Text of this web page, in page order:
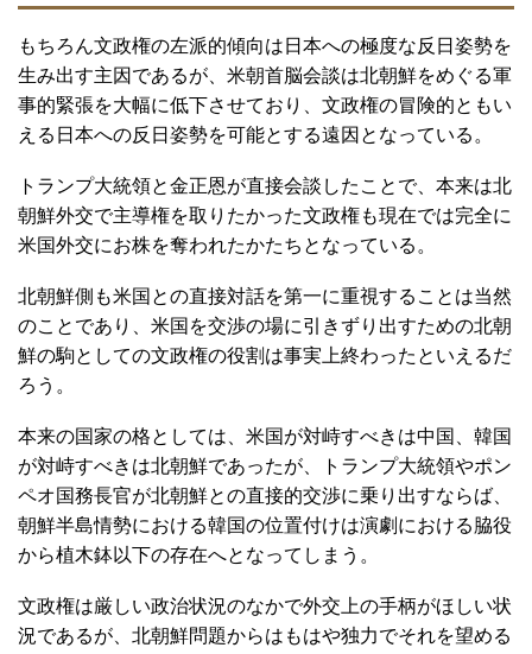
もちろん文政権の左派的傾向は日本への極度な反日姿勢を
生み出す主因であるが、米朝首脳会談は北朝鮮をめぐる軍
事的緊張を大幅に低下させており、文政権の冒険的ともい
える日本への反日姿勢を可能とする遠因となっている。
トランプ大統領と金正恩が直接会談したことで、本来は北
朝鮮外交で主導権を取りたかった文政権も現在では完全に
米国外交にお株を奪われたかたちとなっている。
北朝鮮側も米国との直接対話を第一に重視することは当然
のことであり、米国を交渉の場に引きずり出すための北朝
鮮の駒としての文政権の役割は事実上終わったといえるだ
ろう。
本来の国家の格としては、米国が対峙すべきは中国、韓国
が対峙すべきは北朝鮮であったが、トランプ大統領やポン
ペオ国務長官が北朝鮮との直接的交渉に乗り出すならば、
朝鮮半島情勢における韓国の位置付けは演劇における脇役
から植木鉢以下の存在へとなってしまう。
文政権は厳しい政治状況のなかで外交上の手柄がほしい状
況であるが、北朝鮮問題からはもはや独力でそれを望める